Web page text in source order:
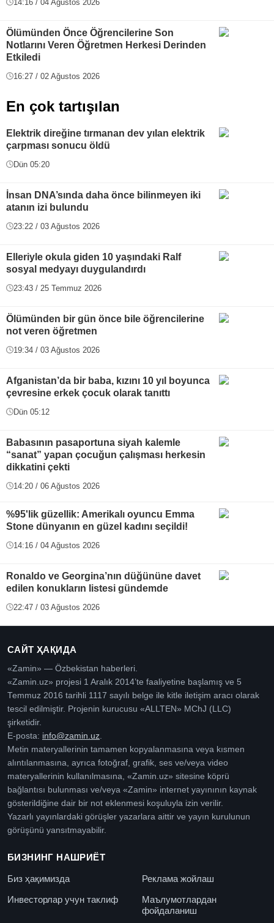
14:16 / 04 Ağustos 2026
Ölümünden Önce Öğrencilerine Son
Notlarını Veren Öğretmen Herkesi Derinden
Etkiledi
16:27 / 02 Ağustos 2026
En çok tartışılan
Elektrik direğine tırmanan dev yılan elektrik
çarpması sonucu öldü
Dün 05:20
İnsan DNA’sında daha önce bilinmeyen iki
atanın izi bulundu
23:22 / 03 Ağustos 2026
Elleriyle okula giden 10 yaşındaki Ralf
sosyal medyayı duygulandırdı
23:43 / 25 Temmuz 2026
Ölümünden bir gün önce bile öğrencilerine
not veren öğretmen
19:34 / 03 Ağustos 2026
Afganistan’da bir baba, kızını 10 yıl boyunca
çevresine erkek çocuk olarak tanıttı
Dün 05:12
Babasının pasaportuna siyah kalemle
“sanat” yapan çocuğun çalışması herkesin
dikkatini çekti
14:20 / 06 Ağustos 2026
%95'lik güzellik: Amerikalı oyuncu Emma
Stone dünyanın en güzel kadını seçildi!
14:16 / 04 Ağustos 2026
Ronaldo ve Georgina’nın düğününe davet
edilen konukların listesi gündemde
22:47 / 03 Ağustos 2026
САЙТ ҲАҚИДА
«Zamin» — Özbekistan haberleri.
«Zamin.uz» projesi 1 Aralık 2014’te faaliyetine başlamış ve 5
Temmuz 2016 tarihli 1117 sayılı belge ile kitle iletişim aracı olarak
tescil edilmiştir. Projenin kurucusu «ALLTEN» MChJ (LLC)
şirketidir.
E-posta: info@zamin.uz
Metin materyallerinin tamamen kopyalanmasına veya kısmen
alıntılanmasına, ayrıca fotoğraf, grafik, ses ve/veya video
materyallerinin kullanılmasına, «Zamin.uz» sitesine köprü
bağlantısı bulunması ve/veya «Zamin» internet yayınının kaynak
gösterildiğine dair bir not eklenmesi koşuluyla izin verilir.
Yazarlı yayınlardaki görüşler yazarlara aittir ve yayın kurulunun
görüşünü yansıtmayabilir.
БИЗНИНГ НАШРИЁТ
Биз ҳақимизда
Реклама жойлаш
Инвесторлар учун таклиф
Маълумотлардан
фойдаланиш